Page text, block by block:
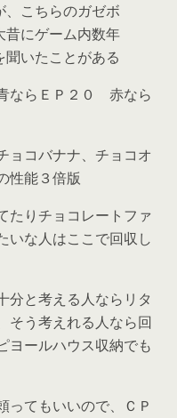
こちらのガゼボ
昔にゲーム内数年
いたことがある
ならＥＰ２０ 赤なら
ョコバナナ、チョコオ
性能３倍版
たりチョコレートファ
いな人はここで回収し
分と考える人ならリタ
そう考えれる人なら回
ヨールハウス収納でも
ってもいいので、ＣＰ